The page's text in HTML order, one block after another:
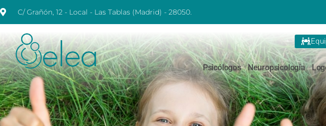
C/ Grañón, 12 - Local - Las Tablas (Madrid) - 28050.
Psicólogos Neuropsicología